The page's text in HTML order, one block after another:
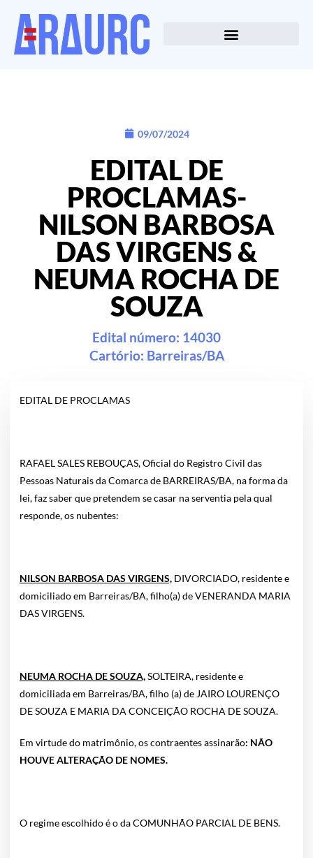
09/07/2024
EDITAL DE
PROCLAMAS-
NILSON BARBOSA
DAS VIRGENS &
NEUMA ROCHA DE
SOUZA
Edital número: 14030
Cartório: Barreiras/BA
EDITAL DE PROCLAMAS
RAFAEL SALES REBOUÇAS, Oficial do Registro Civil das
Pessoas Naturais da Comarca de BARREIRAS/BA, na forma da
lei, faz saber que pretendem se casar na serventia pela qual
responde, os nubentes:
NILSON BARBOSA DAS VIRGENS, DIVORCIADO, residente e
domiciliado em Barreiras/BA, filho(a) de VENERANDA MARIA
DAS VIRGENS.
NEUMA ROCHA DE SOUZA,SOLTEIRA, residente e
domiciliada em Barreiras/BA, filho (a) de JAIRO LOURENÇO
DE SOUZA E MARIA DA CONCEIÇÃO ROCHA DE SOUZA.
Em virtude do matrimônio, os contraentes assinarão: NÃO
HOUVE ALTERAÇÃO DE NOMES.
O regime escolhido é o da COMUNHÃO PARCIAL DE BENS.